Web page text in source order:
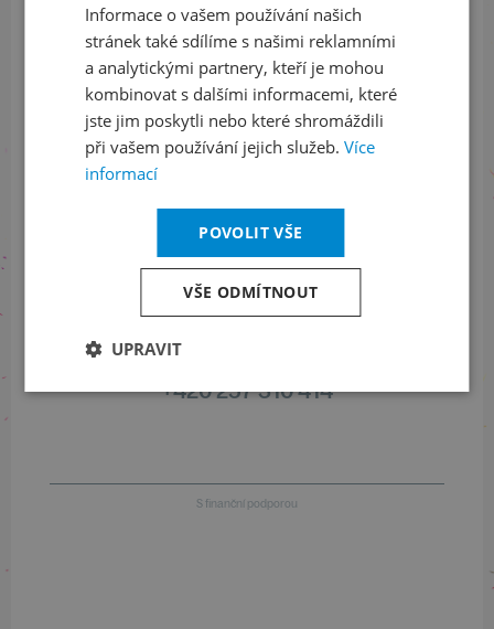
Sledujte nás na sociálních sítích
LinkedInflickr
+420 461 049 232
Informace o programu
+420 257 310 414
S finanční podporou
Informace o vašem používání našich
stránek také sdílíme s našimi reklamními
a analytickými partnery, kteří je mohou
kombinovat s dalšími informacemi, které
jste jim poskytli nebo které shromáždili
při vašem používání jejich služeb. Více
informací
POVOLIT VŠE
VŠE ODMÍTNOUT
UPRAVIT